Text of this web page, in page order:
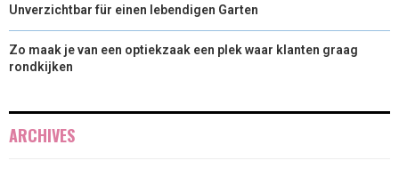
Unverzichtbar für einen lebendigen Garten
Zo maak je van een optiekzaak een plek waar klanten graag
rondkijken
ARCHIVES